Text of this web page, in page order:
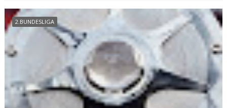
2.BUNDESLIGA